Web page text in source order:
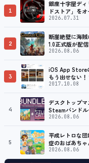
1
銀座十字屋デ
ドストア」を
ング／フライ
2026.07.31
2
断崖絶壁に海
1.0正式版が配信
2026.08.06
3
iOS App Store
もう出せない
2017.10.08
4
デスクトップ
Steamバンドル
2026.08.06
5
平成レトロな
症のおばあち
2026.08.06